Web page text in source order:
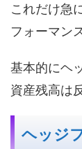
これだけ急
フォーマン
基本的にヘ
資産残高は
ヘッジ